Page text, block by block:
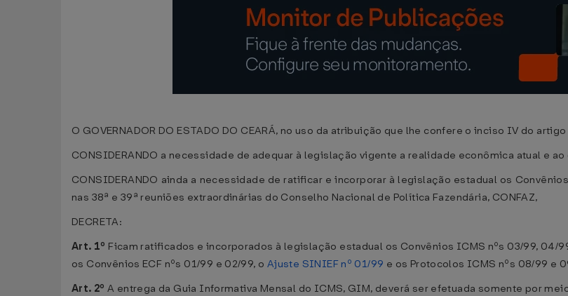
O GOVERNADOR DO ESTADO DO CEARÁ, no uso da atribuição que lhe confere o inciso IV do
CONSIDERANDO a necessidade de adequar à legislação vigente a realidade econômica atual e
CONSIDERANDO ainda a necessidade de ratificar e incorporar à legislação estadual os
nas 38ª e 39ª reuniões extraordinárias do Conselho Nacional de Política Fazendária, CONFAZ,
DECRETA:
Art. 1º Ficam ratificados e incorporados à legislação estadual os Convênios ICMS nºs 03/99, 04/
os Convênios ECF nºs 01/99 e 02/99, o Ajuste SINIEF nº 01/99 e os Protocolos ICMS nºs 08/99 e
Art. 2º A entrega da Guia Informativa Mensal do ICMS, GIM, deverá ser efetuada somente por